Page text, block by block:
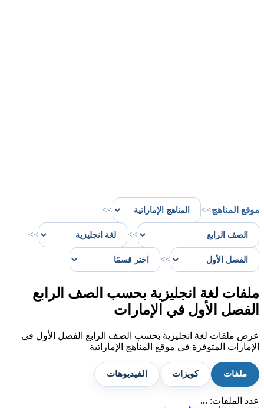
موقع المناهج>>
>>
>>
>>
>>
ملفات لغة انجليزية بحسب الصف الرابع
الفصل الأول في الإمارات
عرض ملفات لغة انجليزية بحسب الصف الرابع الفصل الأول في
الإمارات المتوفرة في موقع المناهج الإماراتية
ملفات كويزات الفيديوهات
عدد الملفات: ...